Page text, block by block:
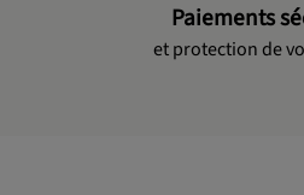
Paiements
et protection de